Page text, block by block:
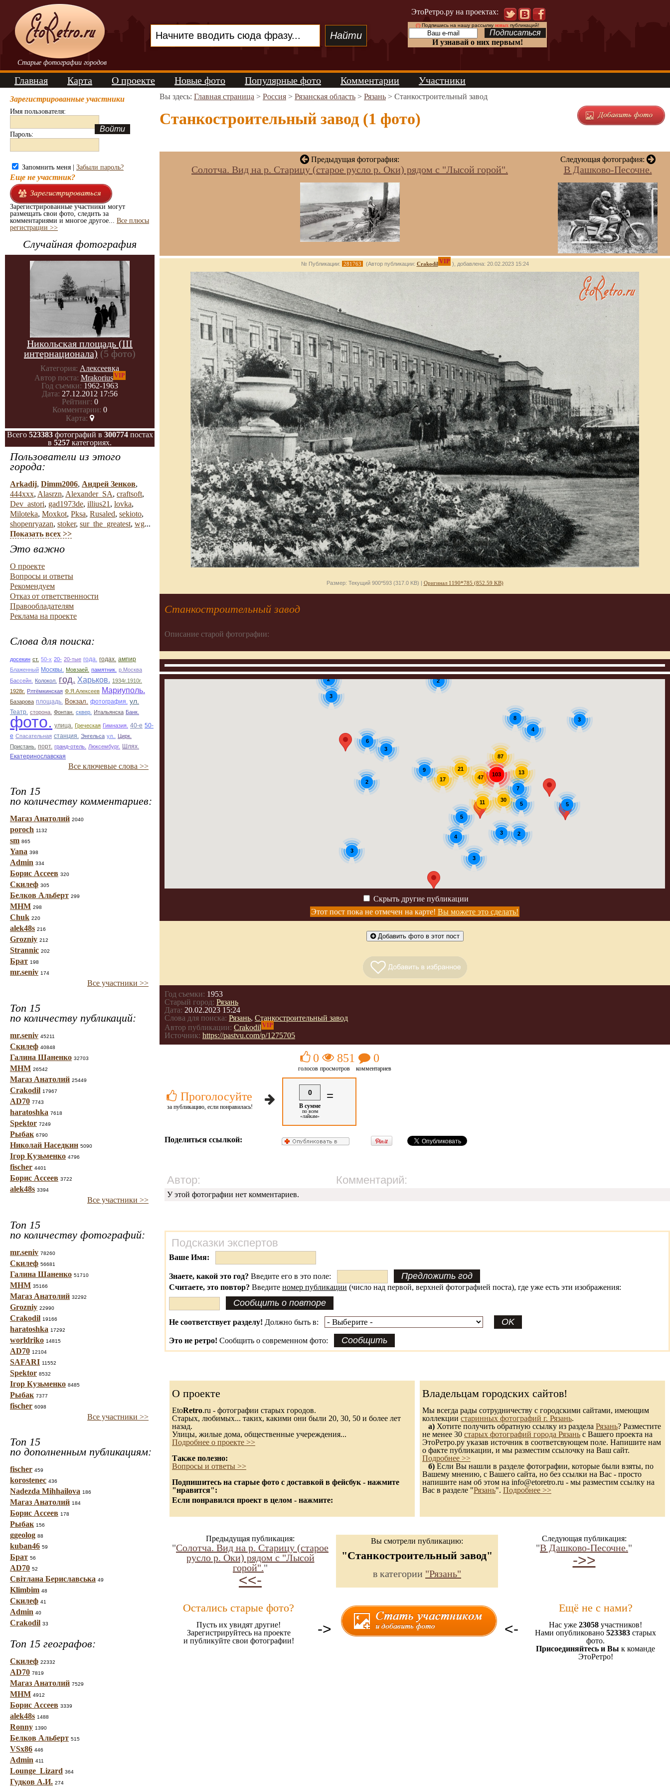
Старые фотографии городов
ЭтоРетро.ру на проектах:
(!)Подпишись на нашу рассылку новыхпубликаций!
И узнавай о них первым!
Главная Карта О проекте Новые фото Популярные фото Комментарии Участники
Зарегистрированные участники
Имя пользователя:
Пароль:
Запомнить меня | Забыли пароль?
Еще не участник?
Зарегистрированные участники могут
размещать свои фото, следить за
комментариями и многое другое... Все плюсы
регистрации >>
Случайная фотография
Никольская площадь (III
интернационала) (5 фото)
Категория: Алексеевка
Автор поста: MrakoriusVIP
Год съемки: 1962-1963
Дата: 27.12.2012 17:56
Рейтинг: 0
Комментарии: 0
Карта:
Всего 523383фотографий в 300774постах
в 5257 категориях.
Пользователи из этого
города:
Arkadij, Dimm2006, Андрей Зенков,
444xxx, Alasrzn, Alexander_SA, craftsoft,
Dev_astori, gad1973de, illius21 , lovka,
Miloteka, Moxkot, Pksa, Rusaled, sekioto,
shopenryazan, stoker, sur_the_greatest, wg...
Показать всех >>
Это важно
О проекте
Вопросы и ответы
Рекомендуем
Отказ от ответственности
Правообладателям
Реклама на проекте
Слова для поиска:
досекин ст. 50-х 20- 20-тые года. годах. ампир
Блаженный Москвы. Мовзаей. памятник. р.Москва
Бассейн.
Колокол. год. Харьков. 1934г.1910г.
1928г. Рлтёмкинская Ф.Я.Алексеев Мариуполь.
Базарова площадь. Вокзал. фотография. ул.
Театр. сторона. Фонтан. сквер. Итальянска Банк.
фото. улица. Греческая Гимназия. 40-е 50-
е Спасательная станция. Энгельса ул..
Цирк.
Пристань. порт. гранд-отель. Люксембург. Шлях.
Екатеринославская
Все ключевые слова >>
Топ 15
по количеству комментариев:
Магаз Анатолий 2040
poroch 1132
sm 865
Yana 398
Admin 334
Борис Ассеев 320
Скилеф 305
Белков Альберт 299
МНМ 298
Chuk 220
alek48s 216
Grozniy 212
Strannic 202
Брат 198
mr.seniv 174
Все участники >>
Топ 15
по количеству публикаций:
mr.seniv 45211
Скилеф 40848
Галина Шаненко 32703
МНМ 26542
Магаз Анатолий 25449
Crakodil 17967
AD70 7743
haratoshka 7618
Spektor 7249
Рыбак 6790
Николай Наседкин 5090
Ігор Кузьменко 4796
fischer 4401
Борис Ассеев 3722
alek48s 3394
Все участники >>
Топ 15
по количеству фотографий:
mr.seniv 78260
Скилеф 56681
Галина Шаненко 51710
МНМ 35166
Магаз Анатолий 32292
Grozniy 22990
Crakodil 19166
haratoshka 17292
worldriko 14815
AD70 12104
SAFARI 11552
Spektor 8532
Ігор Кузьменко 8485
Рыбак 7377
fischer 6098
Все участники >>
Топ 15
по дополненным публикациям:
fischer 459
korostenec 436
Nadezda Mihhailova 186
Магаз Анатолий 184
Борис Ассеев 178
Рыбак 156
ggeolog 88
kuban46 59
Брат 56
AD70 52
Світлана Бериславська 49
Klimbim 48
Скилеф 41
Admin 40
Crakodil 33
Топ 15 географов:
Скилеф 22332
AD70 7819
Магаз Анатолий 7529
МНМ 4912
Борис Ассеев 3339
alek48s 1488
Ronny 1390
Белков Альберт 515
VSx86 446
Admin 411
Lounge_Lizard 364
Гудков А.И. 274
Вы здесь: Главная страница > Россия > Рязанская область > Рязань > Станкостроительный завод
Станкостроительный завод (1 фото)
Предыдущая фотография:
Солотча. Вид на р. Старицу (старое русло р. Оки) рядом с "Лысой горой".
Следующая фотография:
В Дашково-Песочне.
№ Публикации: 281763 (Автор публикации: Crakodil VIP ), добавлена: 20.02.2023 15:24
Размер: Текущий 900*593 (317.0 KB) | Оригинал 1190*785 (852.59 KB)
Станкостроительный завод
Описание старой фотографии:
5
47 103
30
6
17
5
3
21
2
3
11
2
87
5
3
3
9
2
13
4
8 3
4
7
3
2
Скрыть другие публикации
Этот пост пока не отмечен на карте! Вы можете это сделать!
Добавить фото в этот пост
Год съемки: 1953
Старый город: Рязань
Дата: 20.02.2023 15:24
Слова для поиска: Рязань, Станкостроительный завод
Автор публикации: Crakodil VIP
Источник: https://pastvu.com/p/1275705
Проголосуйте
за публикацию, если понравилась!
0
голосов
851
просмотров
0
комментариев
0
В сумме
по всем
«лайкам»
=
Поделиться ссылкой:
Автор: Комментарий:
У этой фотографии нет комментариев.
Подсказки экспертов
Ваше Имя:
Знаете, какой это год? Введите его в это поле:
Считаете, это повтор? Введите номер публикации (число над первой, верхней фотографией поста), где уже есть эти изображения:
Не соответствует разделу! Должно быть в:
Это не ретро! Сообщить о современном фото:
О проекте
EtoRetro.ru - фотографии старых городов.
Старых, любимых... таких, какими они были 20, 30, 50 и более лет
назад.
Улицы, жилые дома, общественные учереждения...
Подробнее о проекте >>
Также полезно:
Вопросы и ответы >>
Подпишитесь на старые фото с доставкой в фейсбук - нажмите
"нравится":
Если понравился проект в целом - нажмите:
Владельцам городских сайтов!
Мы всегда рады сотрудничеству с городскими сайтами, имеющим
коллекции старинных фотографий г. Рязань.
а) Хотите получить обратную ссылку из раздела Рязань? Разместите
не менее 30 старых фотографий города Рязань с Вашего проекта на
ЭтоРетро.ру указав источник в соответсвующем поле. Напишите нам
о факте публикации, и мы разместим ссылочку на Ваш сайт.
Подробнее >>
б) Если Вы нашли в разделе фотографии, которые были взяты, по
Вашему мнению, с Вашего сайта, но без ссылки на Вас - просто
напишите нам об этом на info@etoretro.ru - мы разместим ссылку на
Вас в разделе "Рязань". Подробнее >>
Предыдущая публикация:
"Солотча. Вид на р. Старицу (старое
русло р. Оки) рядом с "Лысой
горой"."
<<-
Вы смотрели публикацию:
"Станкостроительный завод"
в категории "Рязань"
Следующая публикация:
"В Дашково-Песочне."
->>
Остались старые фото?
Пусть их увидят другие!
Зарегистрируйтесь на проекте
и публикуйте свои фотографии!
-> <-
Ещё не с нами?
Нас уже 23058 участников!
Нами опубликовано 523383 старых
фото.
Присоединяйтесь и Вы к команде
ЭтоРетро!